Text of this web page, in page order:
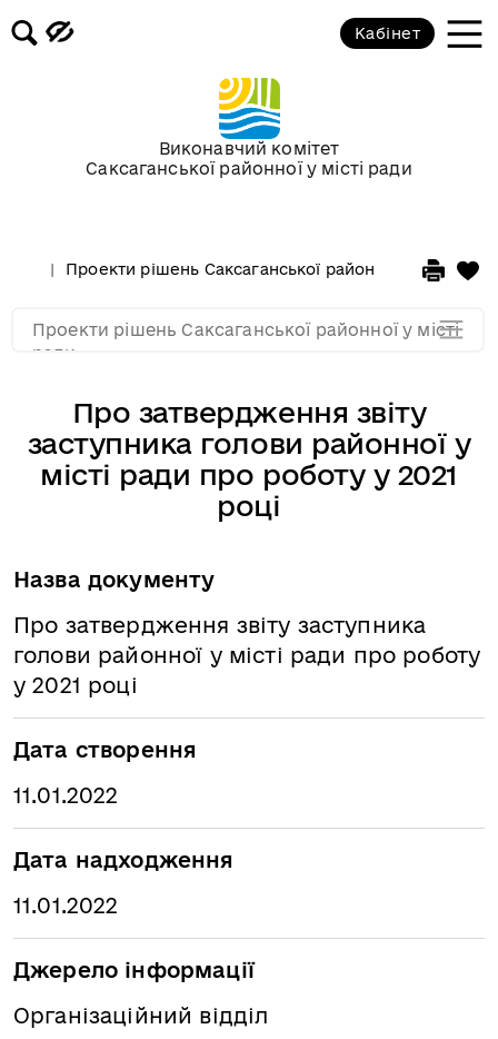
Виконавчий комітет
Саксаганської районної у місті ради
Кабінет
Проекти рішень Саксаганської районної у місті
Про затвердження звіту
заступника голови районної у
місті ради про роботу у 2021
році
Назва документу
Про затвердження звіту заступника
голови районної у місті ради про роботу
у 2021 році
Дата створення
11.01.2022
Дата надходження
11.01.2022
Джерело інформації
Організаційний відділ
Проекти рішень Саксаганської районної у місті
ради
сесії VIII скликання
Сесії в 2021 році
Сесії в 2019 році
Сесії в 2018 році